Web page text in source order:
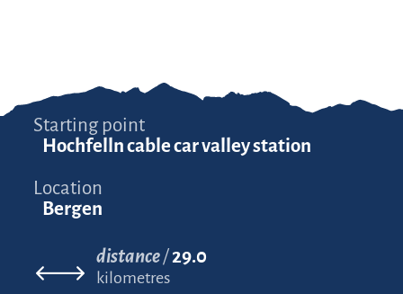
Starting point
Hochfelln cable car valley station
Location
Bergen
distance 29.0
kilometres